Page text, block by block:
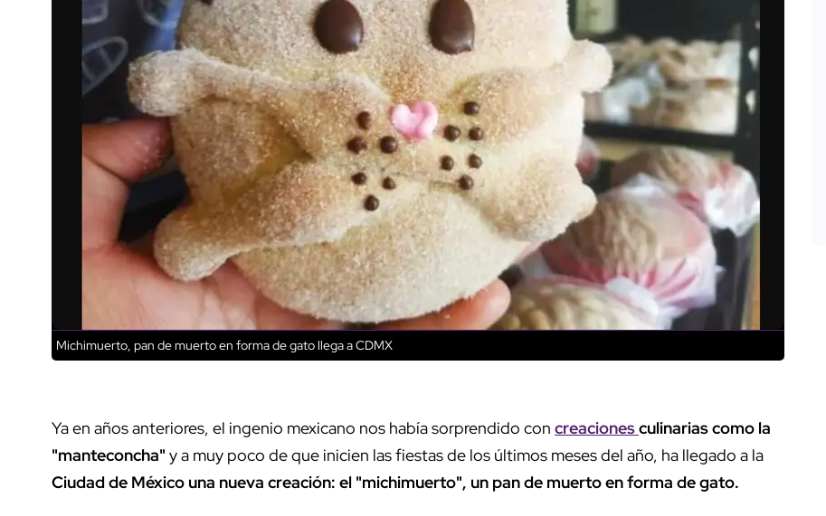
Michimuerto, pan de muerto en forma de gato llega a CDMX
Ya en años anteriores, el ingenio mexicano nos había sorprendido con creacionesculinarias como la
"manteconcha" y a muy poco de que inicien las fiestas de los últimos meses del año, ha llegado a la
Ciudad de México una nueva creación: el "michimuerto", un pan de muerto en forma de gato.